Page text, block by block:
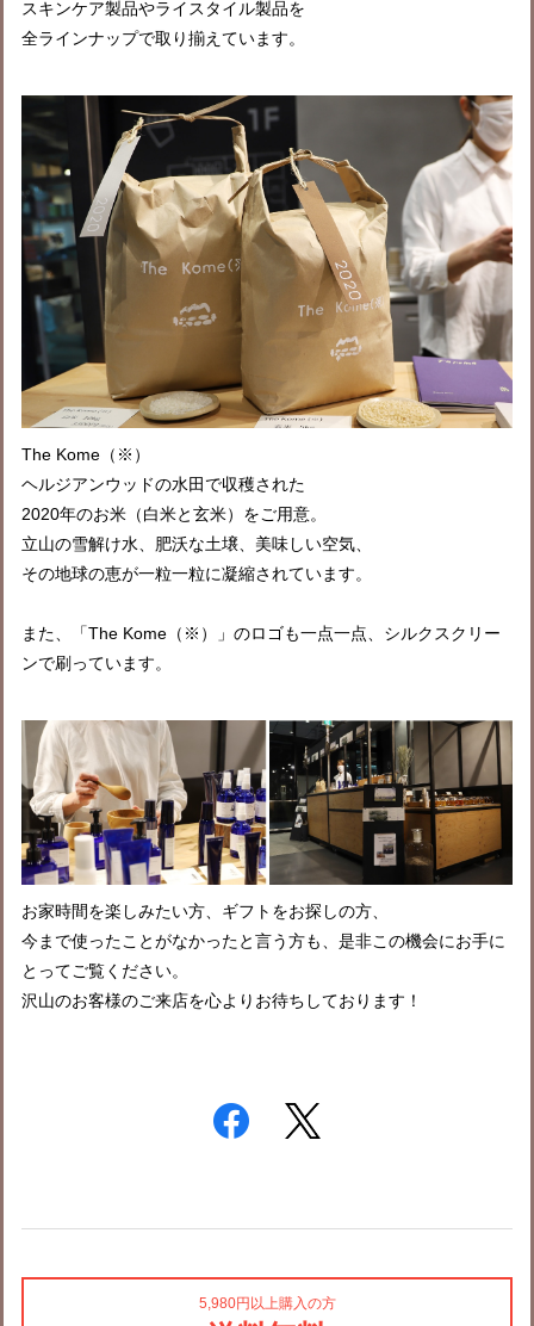
スキンケア製品やライスタイル製品を
全ラインナップで取り揃えています。
The Kome（※）
ヘルジアンウッドの水田で収穫された
2020年のお米（白米と玄米）をご用意。
立山の雪解け水、肥沃な土壌、美味しい空気、
その地球の恵が一粒一粒に凝縮されています。
また、「The Kome（※）」のロゴも一点一点、シルクスクリー
ンで刷っています。
お家時間を楽しみたい方、ギフトをお探しの方、
今まで使ったことがなかったと言う方も、是非この機会にお手に
とってご覧ください。
沢山のお客様のご来店を心よりお待ちしております！
5,980円以上購入の方